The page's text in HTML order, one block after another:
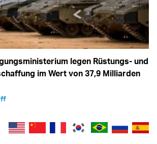
legen Rüstungs- und
im Wert von 37,9 Milliarden